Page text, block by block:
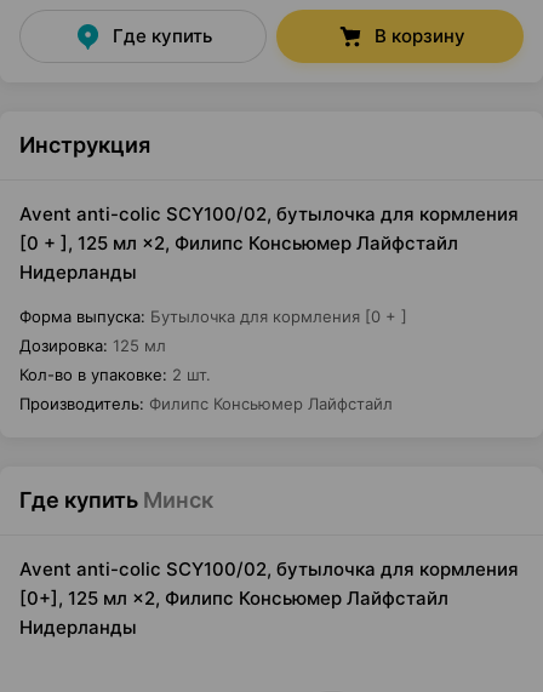
Где купить В корзину
Инструкция
Avent anti-colic SCY100/02, бутылочка для кормления
[0 + ], 125 мл ×2, Филипс Консьюмер Лайфстайл
Нидерланды
Форма выпуска: Бутылочка для кормления [0 + ]
Дозировка: 125 мл
Кол-во в упаковке: 2 шт.
Производитель: Филипс Консьюмер Лайфстайл
Где купить Минск
Avent anti-colic SCY100/02, бутылочка для кормления
[0+], 125 мл ×2, Филипс Консьюмер Лайфстайл
Нидерланды